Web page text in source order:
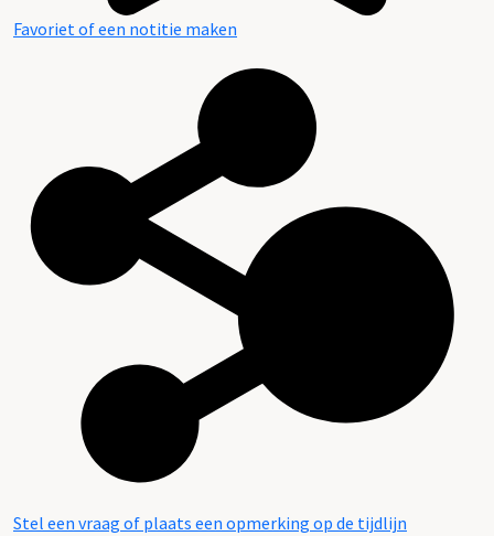
Favoriet of een notitie maken
Stel een vraag of plaats een opmerking op de tijdlijn